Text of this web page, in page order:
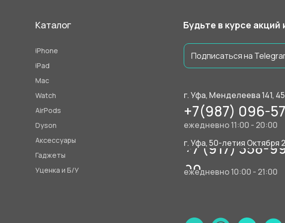
Будьте в курсе акций
г. Уфа, Менделеева 141,
+7(987) 096-
г. Уфа, 50-летия Октября
+7 (917) 358-
90
ежедневно 10:00 - 21:00
iPhone
iPad
Mac
Watch
AirPods
Каталог
Подписаться на
Аксессуары
Гаджеты
Уценка и Б/У
Dyson ежедневно 11:00 - 20:00